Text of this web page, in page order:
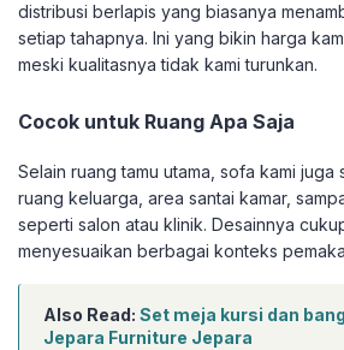
distribusi berlapis yang biasanya
setiap tahapnya. Ini yang bikin harga
meski kualitasnya tidak kami turunkan.
Cocok untuk Ruang Apa Saja
Selain ruang tamu utama, sofa kami
ruang keluarga, area santai kamar,
seperti salon atau klinik. Desainnya
menyesuaikan berbagai konteks
Also Read: Set meja kursi dan
Jepara Furniture Jepara